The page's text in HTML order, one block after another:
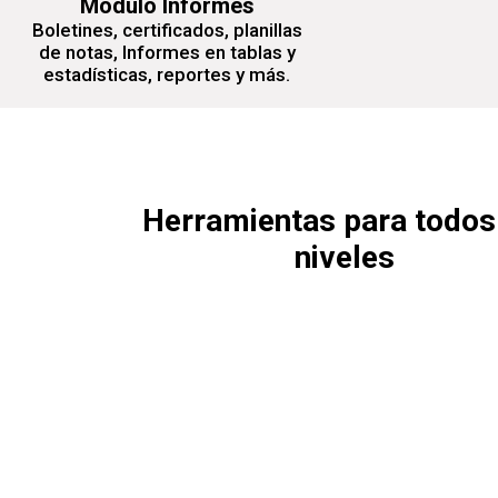
Módulo Informes
Boletines, certificados, planillas
de notas, Informes en tablas y
estadísticas, reportes y más.
Herramientas para
niveles